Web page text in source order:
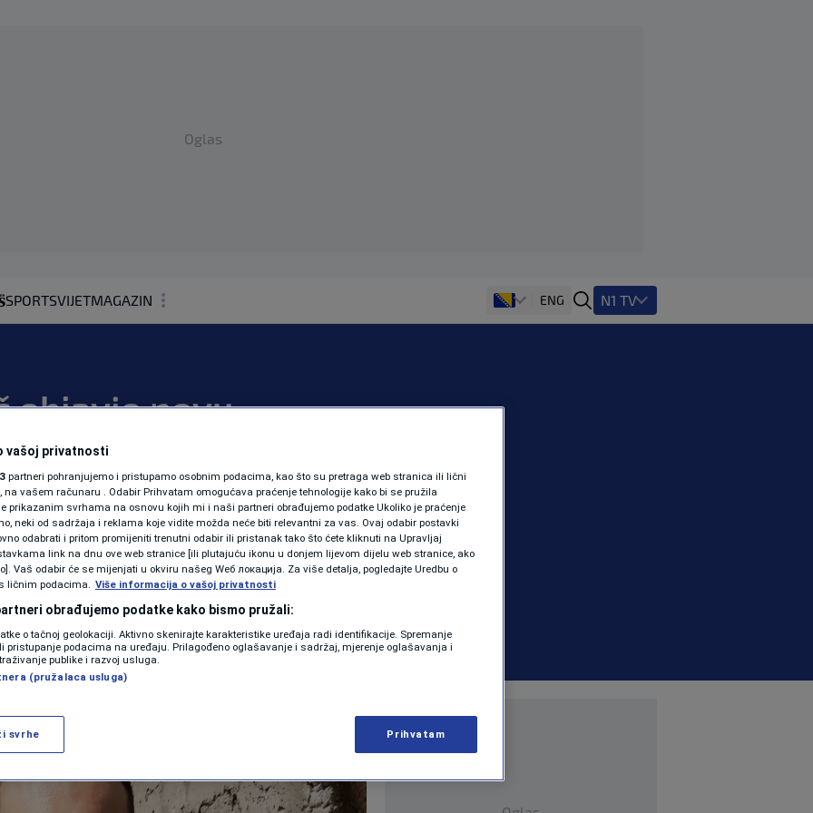
Oglas
SPORTSVIJETMAGAZIN
KOLUMNE
PODCAST
N1 SPECIJAL
FENOMENI
NEISTRAŽENO
VIRALNO
ENG N1 TV
objavio novu
| SHOWBIZ | 0 komentara
Više
vašoj privatnosti
partneri pohranjujemo i pristupamo osobnim podacima, kao što su pretraga web stranica ili lični
na vašem računaru . Odabir Prihvatam omogućava praćenje tehnologije kako bi se pružila
prikazanim svrhama na osnovu kojih mi i naši partneri obrađujemo podatke Ukoliko je praćenje
neki od sadržaja i reklama koje vidite možda neće biti relevantni za vas. Ovaj odabir postavki
odabrati i pritom promijeniti trenutni odabir ili pristanak tako što ćete kliknuti na Upravljaj
link na dnu ove web stranice [ili plutajuću ikonu u donjem lijevom dijelu web stranice, ako
Vaš odabir će se mijenjati u okviru našeg Wеб локација. Za više detalja, pogledajte Uredbu o
ličnim podacima. Više informacija o vašoj privatnosti
obrađujemo podatke kako bismo pružali:
o tačnoj geolokaciji. Aktivno skenirajte karakteristike uređaja radi identifikacije. Spremanje
pristupanje podacima na uređaju. Prilagođeno oglašavanje i sadržaj, mjerenje oglašavanja i
publike i razvoj usluga.
(pružalaca usluga)
svrhe Prihvatam